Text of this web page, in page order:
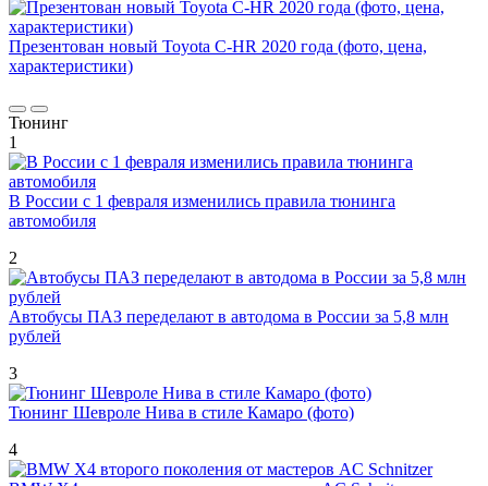
Презентован новый Toyota C-HR 2020 года (фото, цена,
характеристики)
Тюнинг
1
В России с 1 февраля изменились правила тюнинга
автомобиля
2
Автобусы ПАЗ переделают в автодома в России за 5,8 млн
рублей
3
Тюнинг Шевроле Нива в стиле Камаро (фото)
4